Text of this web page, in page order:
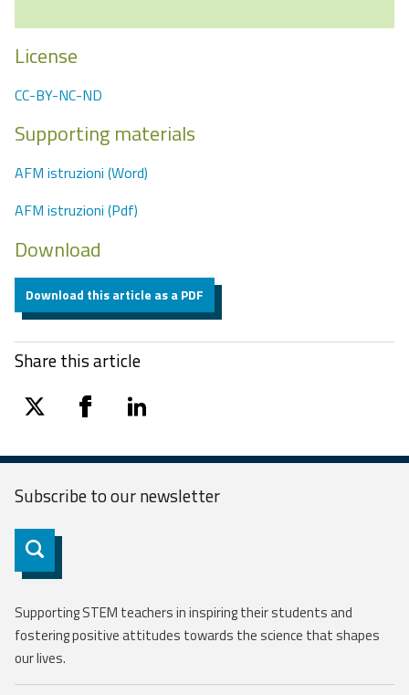
License
CC-BY-NC-ND
Supporting materials
AFM istruzioni (Word)
AFM istruzioni (Pdf)
Download
Download this article as a PDF
Share this article
twitter facebooklinkedin
Subscribe to ournewsletter
Subscribe
Supporting STEM teachers in inspiring their students and
fostering positive attitudes towards the science that shapes
our lives.